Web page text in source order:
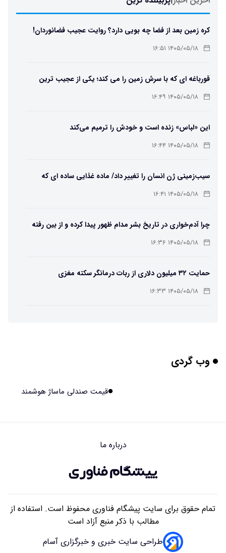
کره زمین بعد از فضا چه بویی دارد؟ روایت عجیب فضانوردان!
۱۴۰۵/۰۵/۱۸ ۱۶:۵۱
قورباغه ای که با سرش زمین را می کند؛ یکی از عجیب ترین
دوزیستان جهان
۱۴۰۵/۰۵/۱۸ ۱۶:۴۹
این «لباس» زنده است و خودش را ترمیم می‌کند
۱۴۰۵/۰۵/۱۸ ۱۶:۴۴
سیب‌زمینی ژن انسان را تغییر داد/ ماده غذایی ساده ای که
مسیر تکامل را عوض کرد!
۱۴۰۵/۰۵/۱۸ ۱۶:۴۱
چرا آدم‌خواری در تاریخ بشر مدام ظهور پیدا کرده و از بین رفته
است؟۱۴۰۵/۰۵/۱۸ ۱۶:۳۶
حمایت ۳۲ میلیون دلاری از ربات درمانگر سکته مغزی
۱۴۰۵/۰۵/۱۸ ۱۶:۳۳
واضح‌ترین تصاویر تاریخ از سطح خورشید؛ رصد مستقیم موتور
محرک طوفان‌های فضایی/ ویدئویی از قلب منظومه شمسی و
هوش مصنوعی چگونه عملیات فضاپیماها و ماهواره‌ها را تغییر
وب گردی
قیمت صندلی ماساژ هوشمند
درباره ما
تمام حقوق برای سایت پیشگام فناوری محفوظ است. استفاده از
مطالب با ذکر منبع آزاد است
طراحی سایت خبری و خبرگزاری آسام